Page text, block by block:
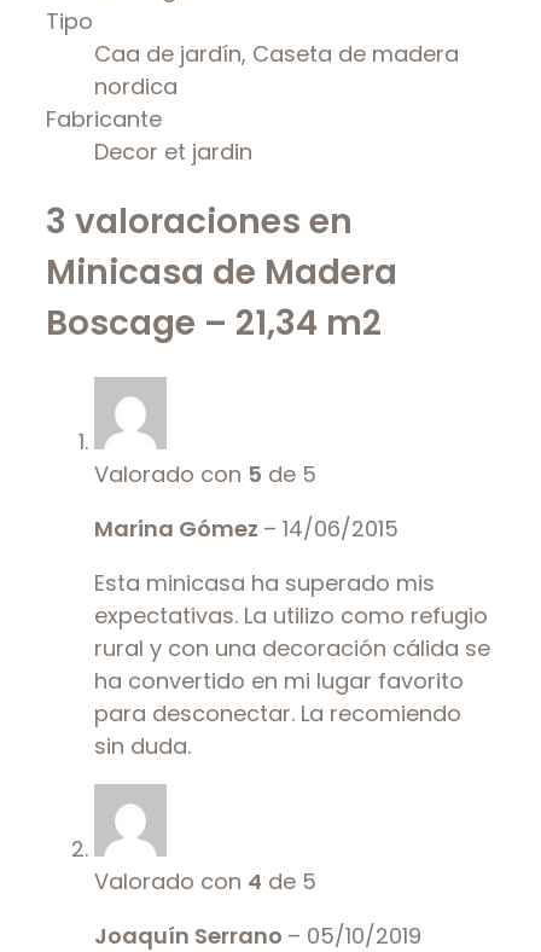
Tipo
Caa de jardín, Caseta de madera
nordica
Fabricante
Decor et jardin
3 valoraciones en
Minicasa de Madera
Boscage – 21,34 m2
Valorado con 5 de 5
Marina Gómez – 14/06/2015
Esta minicasa ha superado mis
expectativas. La utilizo como refugio
rural y con una decoración cálida se
ha convertido en mi lugar favorito
para desconectar. La recomiendo
sin duda.
Valorado con 4 de 5
Joaquín Serrano – 05/10/2019